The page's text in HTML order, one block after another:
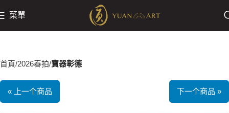
菜單
首頁 2026春拍 寶器彰德
« 上一个商品 下一个商品 »